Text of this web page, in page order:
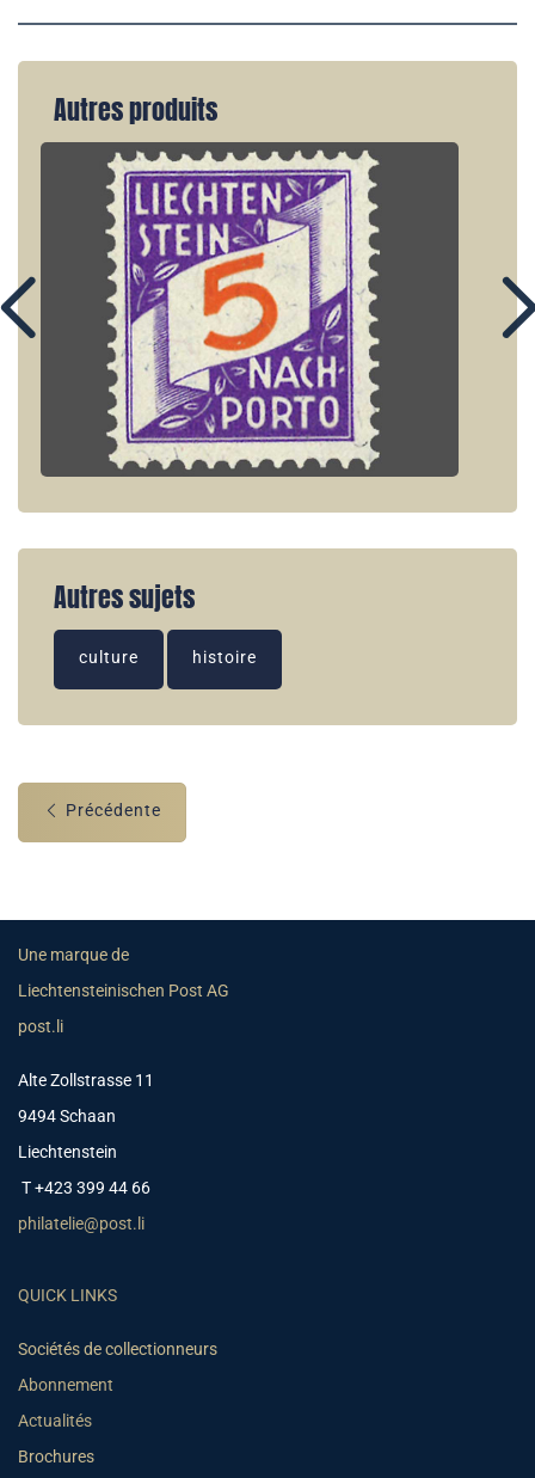
Autres produits
Autres sujets
culture histoire
Précédente
Une marque de
Liechtensteinischen Post AG
post.li
Alte Zollstrasse 11
9494 Schaan
Liechtenstein
T +423 399 44 66
philatelie@post.li
QUICK LINKS
Sociétés de collectionneurs
Abonnement
Actualités
Brochures